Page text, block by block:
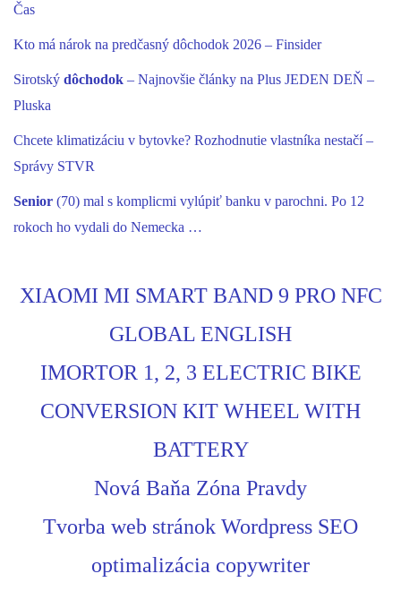
Čas
Kto má nárok na predčasný dôchodok 2026 – Finsider
Sirotský dôchodok – Najnovšie články na Plus JEDEN DEŇ –
Pluska
Chcete klimatizáciu v bytovke? Rozhodnutie vlastníka nestačí –
Správy STVR
Senior (70) mal s komplicmi vylúpiť banku v parochni. Po 12
rokoch ho vydali do Nemecka …
XIAOMI MI SMART BAND 9 PRO NFC
GLOBAL ENGLISH
IMORTOR 1, 2, 3 ELECTRIC BIKE
CONVERSION KIT WHEEL WITH
BATTERY
Nová Baňa Zóna Pravdy
Tvorba web stránok Wordpress SEO
optimalizácia copywriter